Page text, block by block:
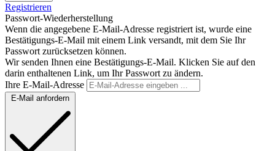
Registrieren
Passwort-Wiederherstellung
Wenn die angegebene E-Mail-Adresse registriert ist, wurde eine
Bestätigungs-E-Mail mit einem Link versandt, mit dem Sie Ihr
Passwort zurücksetzen können.
Wir senden Ihnen eine Bestätigungs-E-Mail. Klicken Sie auf den
darin enthaltenen Link, um Ihr Passwort zu ändern.
Ihre E-Mail-Adresse
E-Mail anfordern